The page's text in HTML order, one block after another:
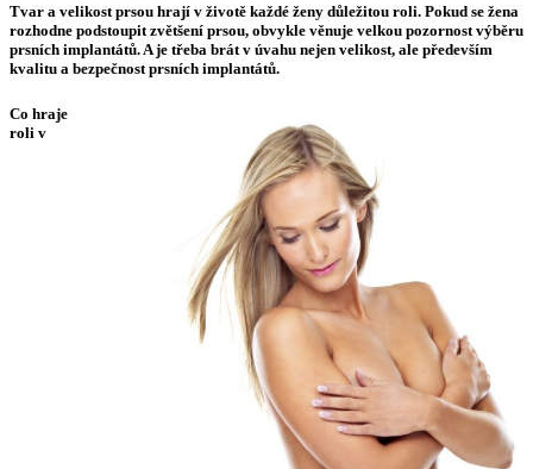
Tvar a velikost prsou hrají v životě každé ženy důležitou roli. Pokud se žena
rozhodne podstoupit zvětšení prsou, obvykle věnuje velkou pozornost výběru
prsních implantátů. A je třeba brát v úvahu nejen velikost, ale především
kvalitu a bezpečnost prsních implantátů.
Co hraje
roli v